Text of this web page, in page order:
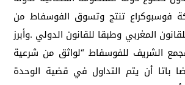
فوسبوكراع تنتج وتسوق الفوسفاط من
المغربي وطبقا للقانون الدولي .وأبرز
الشريف للفوسفاط “لواثق من شرعية
باتا أن يتم التداول في قضية الوحدة